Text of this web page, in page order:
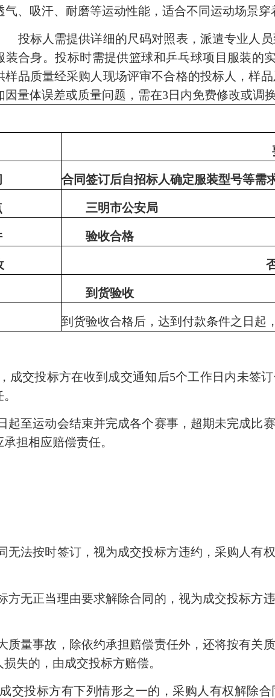
气、吸汗、耐磨等运动性能，适合不同运动场景穿
投标人需提供详细的尺码对照表，派遣专业人员
装合身。投标时需提供篮球和乒乓球项目服装的
样品质量经采购人现场评审不合格的投标人，样
因量体误差或质量问题，需在3日内免费修改或调换
合同签订后自招标人确定服装型号等需
三明市公安局
验收合格
到货验收
到货验收合格后，达到付款条件之日起，
成交投标方在收到成交通知后5个工作日内未签订
起至运动会结束并完成各个赛事，超期未完成比
担相应赔偿责任。
无法按时签订，视为成交投标方违约，采购人有
方无正当理由要求解除合同的，视为成交投标方
质量事故，除依约承担赔偿责任外，还将按有关
失的，由成交投标方赔偿。
交投标方有下列情形之一的，采购人有权解除